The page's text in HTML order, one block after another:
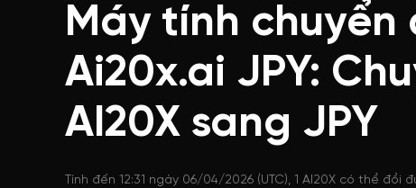
Máy tính chuyển
Ai20x.ai JPY:
AI20X sang JPY
Tính đến 12:31 ngày 06/04/2026 (UTC), 1 AI20X có thể đổi